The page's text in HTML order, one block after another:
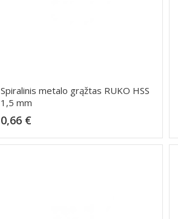
Spiralinis metalo grąžtas RUKO HSS
1,5 mm
0,66 €